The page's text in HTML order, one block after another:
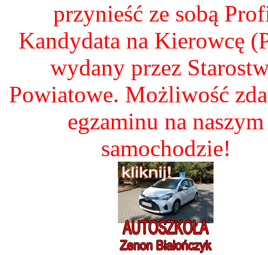
przynieść ze sobą
Kandydata na Kierowcę
wydany przez
Powiatowe. Możliwość
egzaminu na naszym
samochodzie!